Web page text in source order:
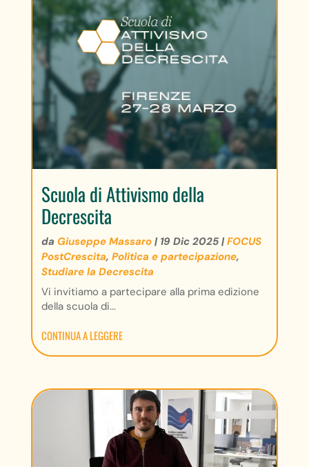
Scuola di Attivismo della
Decrescita
da Giuseppe Massaro| 19 Dic 2025|FOCUS
PostCrescita, Politica e partecipazione,
Studiare la Decrescita
Vi invitiamo a partecipare alla prima edizione
della scuola di...
CONTINUA A LEGGERE